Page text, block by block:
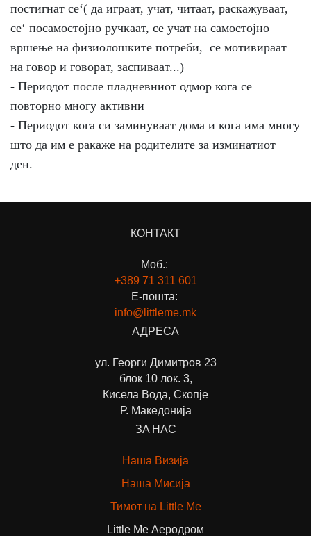
постигнат се‘( да играат, учат, читаат, раскажуваат,
се‘ посамостојно ручкаат, се учат на самостојно
вршење на физиолошките потреби, се мотивираат
на говор и говорат, заспиваат...)
- Периодот после пладневниот одмор кога се
повторно многу активни
- Периодот кога си заминуваат дома и кога има многу
што да им е ракаже на родителите за изминатиот
ден.
КОНТАКТ
Моб.:
+389 71 311 601
Е-пошта:
info@littleme.mk
АДРЕСА
ул. Георги Димитров 23
блок 10 лок. 3,
Кисела Вода, Скопје
Р. Македонија
ЗА НАС
Наша Визија
Наша Мисија
Тимот на Little Me
Little Me Аеродром